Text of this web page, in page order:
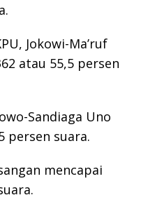
Jokowi-Ma’ruf
atau 55,5 persen
Sandiaga Uno
persen suara.
mencapai